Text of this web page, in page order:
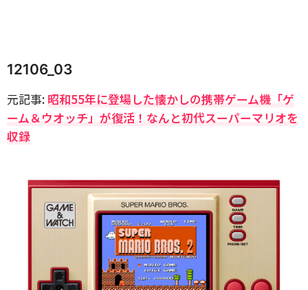
12106_03
元記事: 昭和55年に登場した懐かしの携帯ゲーム機「ゲ
ーム＆ウオッチ」が復活！なんと初代スーパーマリオを
収録